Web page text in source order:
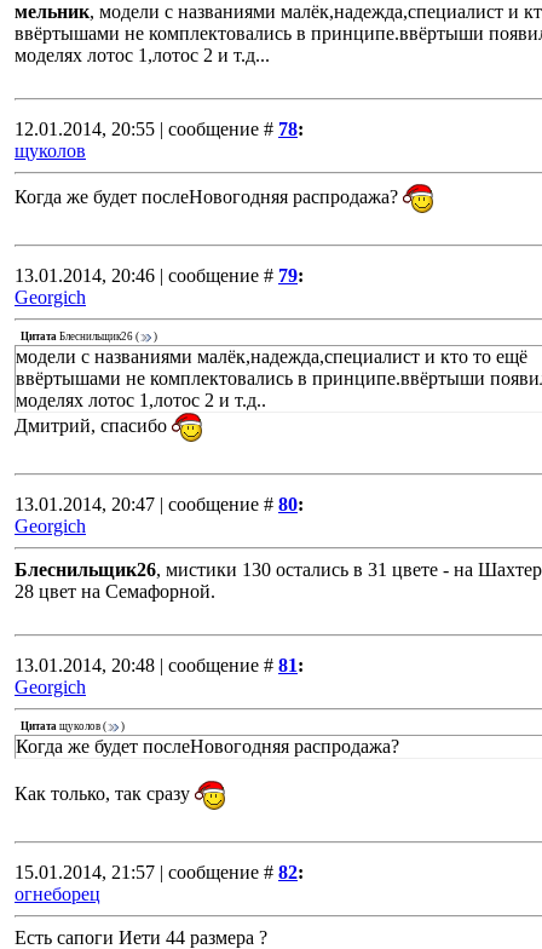
мельник, модели с названиями малёк,надежда,специалист и
ввёртышами не комплектовались в принципе.ввёртыши
моделях лотос 1,лотос 2 и т.д...
12.01.2014, 20:55 | сообщение # 78:
щуколов
Когда же будет послеНовогодняя распродажа?
13.01.2014, 20:46 | сообщение # 79:
Georgich
Цитата Блеснильщик26 ( )
модели с названиями малёк,надежда,специалист и кто то ещё
ввёртышами не комплектовались в принципе.ввёртыши
моделях лотос 1,лотос 2 и т.д..
Дмитрий, спасибо
13.01.2014, 20:47 | сообщение # 80:
Georgich
Блеснильщик26, мистики 130 остались в 31 цвете - на
28 цвет на Семафорной.
13.01.2014, 20:48 | сообщение # 81:
Georgich
Цитата щуколов ( )
Когда же будет послеНовогодняя распродажа?
Как только, так сразу
15.01.2014, 21:57 | сообщение # 82:
огнеборец
Есть сапоги Иети 44 размера ?